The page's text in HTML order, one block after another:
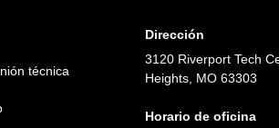
técnica
Dirección
3120 Riverport Tech
Heights, MO 63303
Horario de oficina